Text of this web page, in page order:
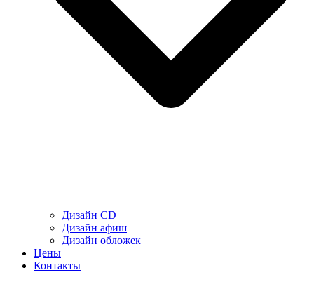
Дизайн CD
Дизайн афиш
Дизайн обложек
Цены
Контакты